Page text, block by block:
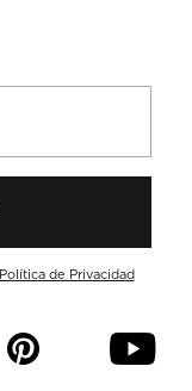
Política de Privacidad
p y